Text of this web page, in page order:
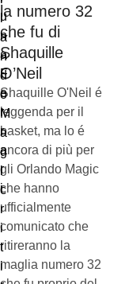
la numero 32
che fu di
Shaquille
O’Neil
Shaquille O'Neil é
leggenda per il
basket, ma lo é
ancora di più per
gli Orlando Magic
che hanno
ufficialmente
comunicato che
ritireranno la
maglia numero 32